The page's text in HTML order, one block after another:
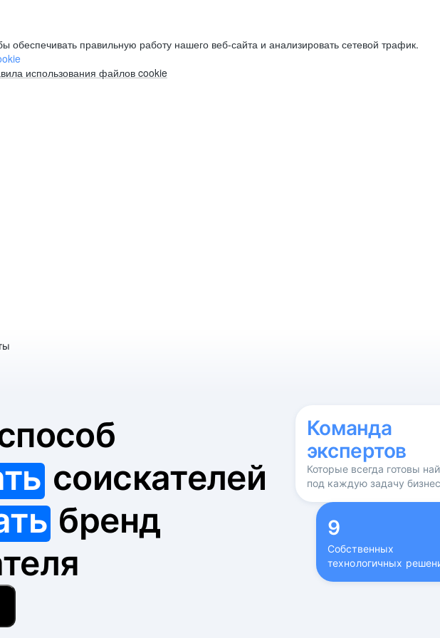
правильную работу нашего веб-сайта и анализировать сетевой трафик.
использования файлов cookie
соискателей
бренд
Команда
экспертов
Которые всегда готовы
под каждую задачу
9
Собственных
технологичных